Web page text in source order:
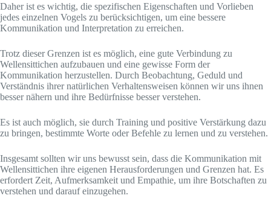
Daher ist es wichtig, die spezifischen Eigenschaften und Vorlieben
jedes einzelnen Vogels zu berücksichtigen, um eine bessere
Kommunikation und Interpretation zu erreichen.
Trotz dieser Grenzen ist es möglich, eine gute Verbindung zu
Wellensittichen aufzubauen und eine gewisse Form der
Kommunikation herzustellen. Durch Beobachtung, Geduld und
Verständnis ihrer natürlichen Verhaltensweisen können wir uns ihnen
besser nähern und ihre Bedürfnisse besser verstehen.
Es ist auch möglich, sie durch Training und positive Verstärkung dazu
zu bringen, bestimmte Worte oder Befehle zu lernen und zu verstehen.
Insgesamt sollten wir uns bewusst sein, dass die Kommunikation mit
Wellensittichen ihre eigenen Herausforderungen und Grenzen hat. Es
erfordert Zeit, Aufmerksamkeit und Empathie, um ihre Botschaften zu
verstehen und darauf einzugehen.